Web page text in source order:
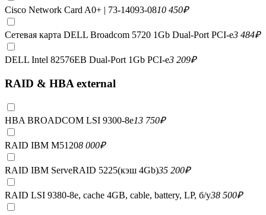
Cisco Network Card A0+ | 73-14093-0810 450₽
Сетевая карта DELL Broadcom 5720 1Gb Dual-Port PCI-e3 484₽
DELL Intel 82576EB Dual-Port 1Gb PCI-e3 209₽
RAID & HBA external
HBA BROADCOM LSI 9300-8e13 750₽
RAID IBM M51208 000₽
RAID IBM ServeRAID 5225(кэш 4Gb)35 200₽
RAID LSI 9380-8e, сache 4GB, cable, battery, LP, б/у38 500₽